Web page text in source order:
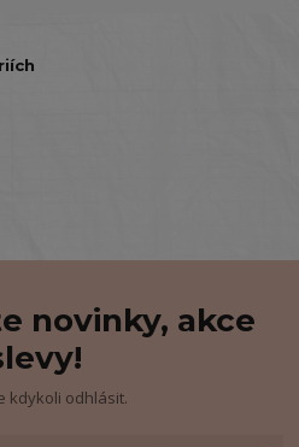
novinky, akce
kdykoli odhlásit.